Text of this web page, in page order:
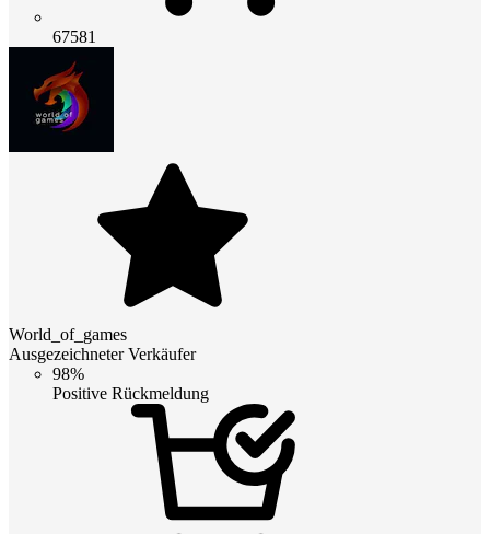
67581
World_of_games
Ausgezeichneter Verkäufer
98%
Positive Rückmeldung